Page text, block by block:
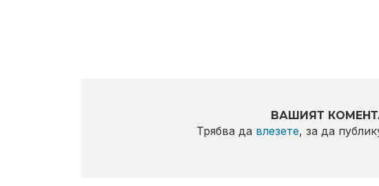
ВАШИЯТ
Трябва да влезете, за да